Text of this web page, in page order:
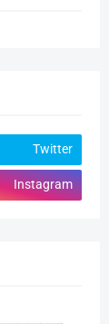
Twitter
Instagram